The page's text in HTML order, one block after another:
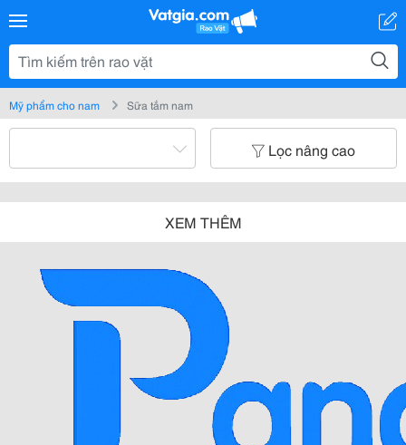
Mỹ phẩm cho nam Sữa tắm nam
Lọc nâng cao
XEM THÊM